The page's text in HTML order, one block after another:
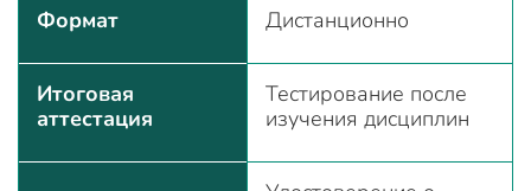
Формат Дистанционно
Итоговая
аттестация
Тестирование после
изучения дисциплин